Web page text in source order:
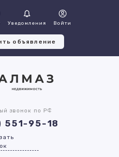
Уведомления Войти
объявление
звонок по РФ
551-95-18